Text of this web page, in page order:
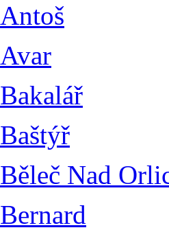
Antoš
Avar
Bakalář
Baštýř
Běleč Nad
Bernard